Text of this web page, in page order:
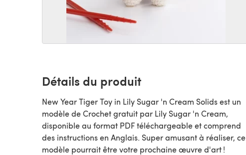
Détails du produit
New Year Tiger Toy in Lily Sugar 'n Cream Solids est un
modèle de Crochet gratuit par Lily Sugar 'n Cream,
disponible au format PDF téléchargeable et comprend
des instructions en Anglais. Super amusant à réaliser, ce
modèle pourrait être votre prochaine œuvre d'art !